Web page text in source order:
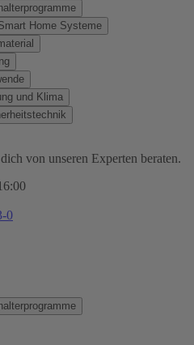
Home Systeme
und Klima
von unseren Experten beraten.
0